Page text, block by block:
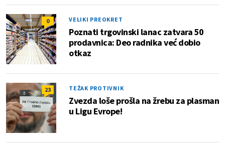
0 VELIKI PREOKRET
Poznati trgovinski lanac zatvara 50
prodavnica: Deo radnika već dobio
otkaz
23 TEŽAK PROTIVNIK
Zvezda loše prošla na žrebu za plasman
u Ligu Evrope!